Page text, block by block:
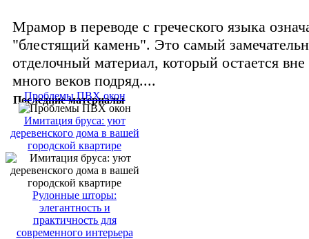
Мрамор в переводе с греческого языка
"блестящий камень". Это самый
отделочный материал, который остается
много веков подряд....
Последние материалы
Проблемы ПВХ окон
Имитация бруса: уют
деревенского дома в вашей
городской квартире
Рулонные шторы:
элегантность и
практичность для
современного интерьера